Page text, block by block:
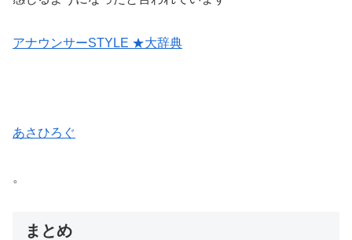
アナウンサーSTYLE ★大辞典
あさひろぐ
。
まとめ